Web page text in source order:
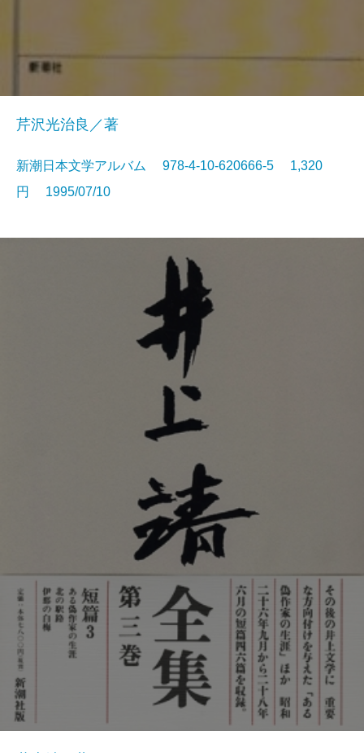
芹沢光治良／著
新潮日本文学アルバム 978-4-10-620666-5 1,320
円 1995/07/10